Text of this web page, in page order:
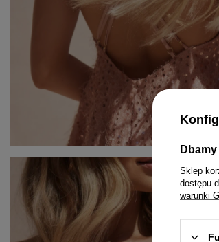
KOMPLETY
KOMBINEZONY
T-SHIRTY
BIŻUTERIA
GUMKI DO WŁOSÓW
MIDI
MAXI
Sklep
dostępu
warunki